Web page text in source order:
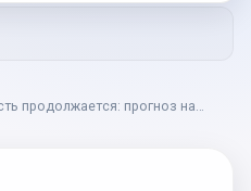
продолжается: прогноз на